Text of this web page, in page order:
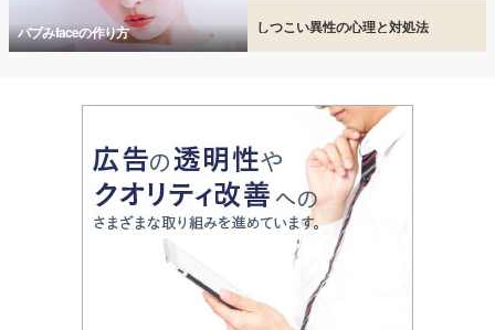
バブみfaceの作り方 しつこい異性の心理と対処法